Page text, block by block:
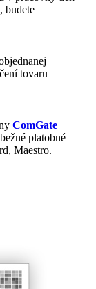
budete
tovaru
ComGate
platobné
Maestro.